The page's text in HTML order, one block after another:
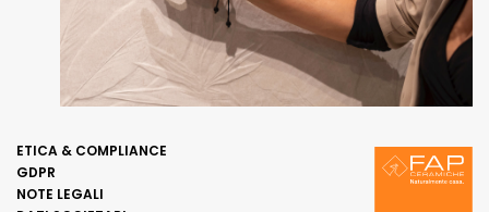
ETICA & COMPLIANCE
GDPR
NOTE LEGALI